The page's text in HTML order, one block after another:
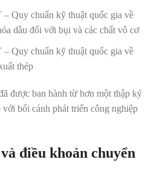
Quy chuẩn kỹ thuật quốc gia về
dầu đối với bụi và các chất vô cơ
Quy chuẩn kỹ thuật quốc gia về
thép
được ban hành từ hơn một thập kỷ
bối cảnh phát triển công nghiệp
điều khoản chuyển